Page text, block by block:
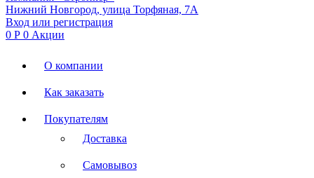
Нижний Новгород, улица Торфяная, 7А
Вход или регистрация
0 Р 0 Акции
О компании
Как заказать
Покупателям
Доставка
Самовывоз